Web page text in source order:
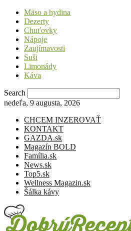
Mäso a hydina
Dezerty
Chuťovky
Nápoje
Zaujímavosti
Suši
Limonády
Káva
Search
nedeľa, 9 augusta, 2026
CHCEM INZEROVAŤ
KONTAKT
GAZDA.sk
Magazín BOLD
Família.sk
News.sk
Top5.sk
Wellness Magazin.sk
Šálka kávy